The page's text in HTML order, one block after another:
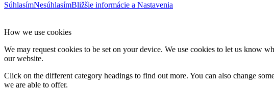
SúhlasímNesúhlasímBližšie informácie a Nastavenia
How we use cookies
We may request cookies to be set on your device. We use cookies to let us know
our website.
Click on the different category headings to find out more. You can also change
we are able to offer.